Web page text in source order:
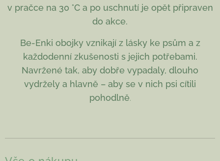
v pračce na 30 °C a po uschnutí je opět připraven
do akce.
Be-Enki obojky vznikají z lásky ke psům a z
každodenní zkušenosti s jejich potřebami.
Navržené tak, aby dobře vypadaly, dlouho
vydržely a hlavně – aby se v nich psi cítili
pohodlně.